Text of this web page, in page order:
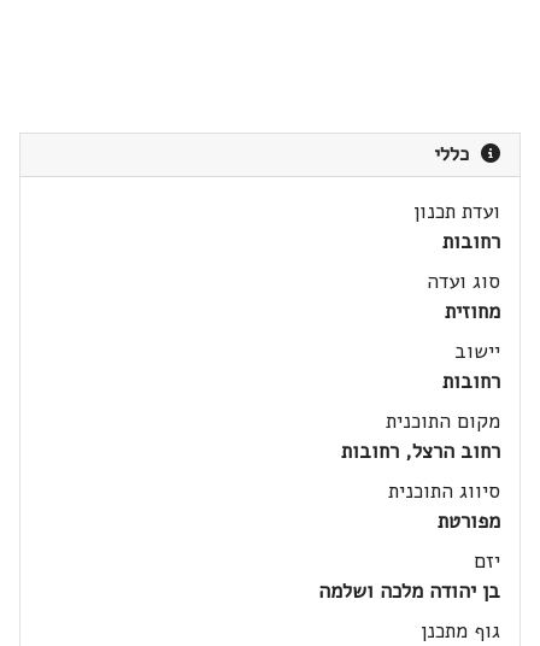
כללי
ועדת תכנון
רחובות
סוג ועדה
מחוזית
יישוב
רחובות
מקום התוכנית
רחוב הרצל, רחובות
סיווג התוכנית
מפורטת
יזם
בן יהודה מלכה ושלמה
גוף מתכנן